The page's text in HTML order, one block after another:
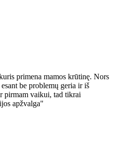
primena mamos krūtinę. Nors
be problemų geria ir iš
pirmam vaikui, tad tikrai
apžvalga"